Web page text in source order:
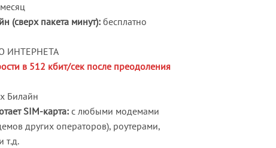
(сверх пакета минут): бесплатно
ИНТЕРНЕТА
в 512 кбит/сек после преодоления
Билайн
SIM-карта:с любыми модемами
других операторов), роутерами,
т.д.